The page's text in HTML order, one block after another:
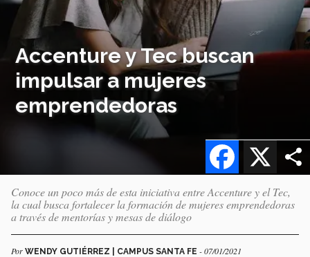
Accenture y Tec buscan
impulsar a mujeres
emprendedoras
X
Facebook
Conoce un poco más de esta iniciativa entre Accenture y el Tec,
la cual busca fortalecer la formación de mujeres emprendedoras
a través de mentorías y mesas de diálogo
Por WENDY GUTIÉRREZ | CAMPUS SANTA FE - 07/01/2021